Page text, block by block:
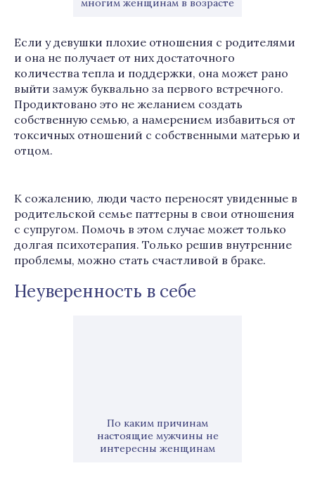
многим женщинам в возрасте
Если у девушки плохие отношения с родителями
и она не получает от них достаточного
количества тепла и поддержки, она может рано
выйти замуж буквально за первого встречного.
Продиктовано это не желанием создать
собственную семью, а намерением избавиться от
токсичных отношений с собственными матерью и
отцом.
К сожалению, люди часто переносят увиденные в
родительской семье паттерны в свои отношения
с супругом. Помочь в этом случае может только
долгая психотерапия. Только решив внутренние
проблемы, можно стать счастливой в браке.
Неуверенность в себе
По каким причинам
настоящие мужчины не
интересны женщинам